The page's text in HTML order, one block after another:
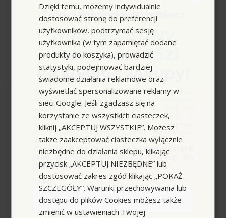
29,99 zł -13,28 zł
43,27 zł Sugerowana cena producenta
+
Wysyłka do 24h
Tenzi Usuwanie Rdzy, 1L
33,99 zł -14,38 zł
Dzięki temu, możemy indywidualnie
dostosować stronę do preferencji
użytkowników, podtrzymać sesję
użytkownika (w tym zapamiętać dodane
produkty do koszyka), prowadzić
statystyki, podejmować bardziej
świadome działania reklamowe oraz
wyświetlać spersonalizowane reklamy w
sieci Google. Jeśli zgadzasz się na
korzystanie ze wszystkich ciasteczek,
kliknij „AKCEPTUJ WSZYSTKIE”. Możesz
także zaakceptować ciasteczka wyłącznie
niezbędne do działania sklepu, klikając
przycisk „AKCEPTUJ NIEZBĘDNE” lub
dostosować zakres zgód klikając „POKAŻ
SZCZEGÓŁY”. Warunki przechowywania lub
dostępu do plików Cookies możesz także
zmienić w ustawieniach Twojej
Zrób pierwszy krok i odbierz
Kod rabatowy
o wartości 25zł
na kolejne zakupy!
Zapisz się do newslettera, załóż konto i dokonaj
pierwszych zakupów. W ramach podziękowania
otrzymasz kod rabatowy o wartości
wykorzystania przy kolejnym zamówieniu w
naszym sklepie (minimalna wartość zamówienia
to 100zł przed naliczeniem rabatu). Kod nie łączy
się z innymi kodami rabatowymi.
Zapisując się do naszego newslettera
jako pierwszy otrzymasz dostęp do
promocyjnych ofert i rabatów.
Email